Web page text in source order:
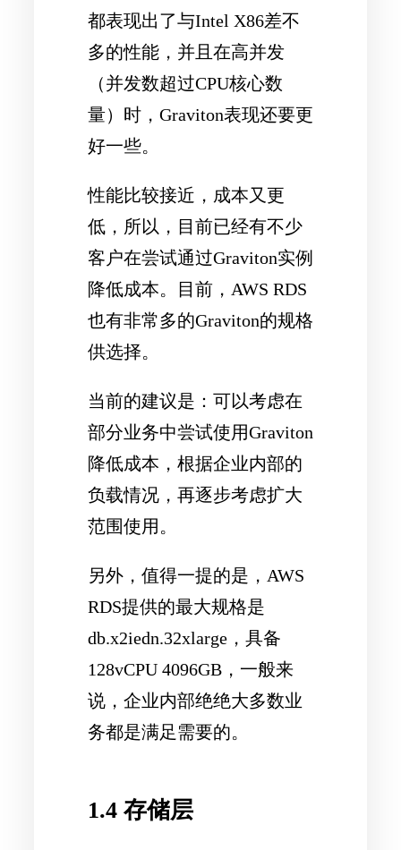
都表现出了与Intel X86差不
多的性能，并且在高并发
（并发数超过CPU核心数
量）时，Graviton表现还要更
好一些。
性能比较接近，成本又更
低，所以，目前已经有不少
客户在尝试通过Graviton实例
降低成本。目前，AWS RDS
也有非常多的Graviton的规格
供选择。
当前的建议是：可以考虑在
部分业务中尝试使用Graviton
降低成本，根据企业内部的
负载情况，再逐步考虑扩大
范围使用。
另外，值得一提的是，AWS
RDS提供的最大规格是
db.x2iedn.32xlarge，具备
128vCPU 4096GB，一般来
说，企业内部绝绝大多数业
务都是满足需要的。
1.4 存储层